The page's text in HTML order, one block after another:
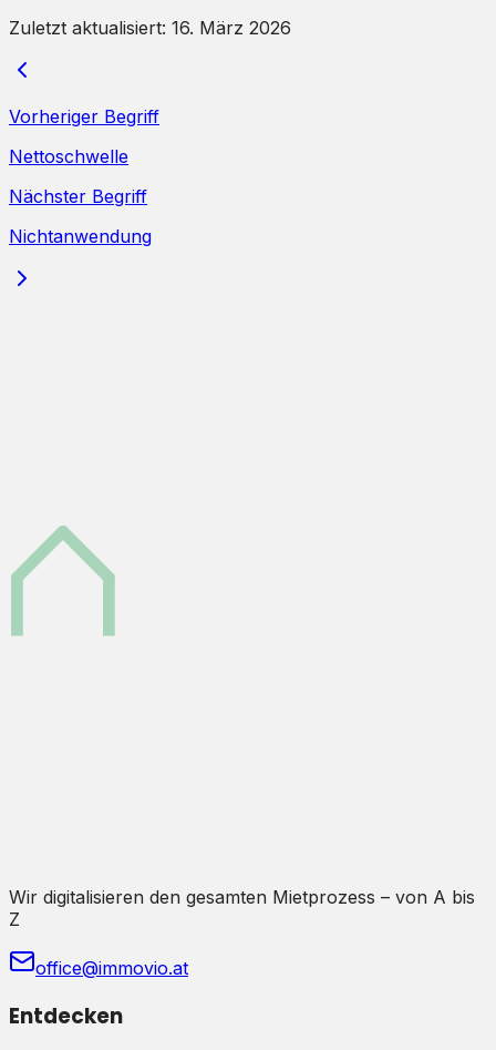
Zuletzt aktualisiert: 16. März 2026
Vorheriger Begriff
Nettoschwelle
Nächster Begriff
Nichtanwendung
Wir digitalisieren den gesamten Mietprozess – von A bis
Z
office@immovio.at
Entdecken